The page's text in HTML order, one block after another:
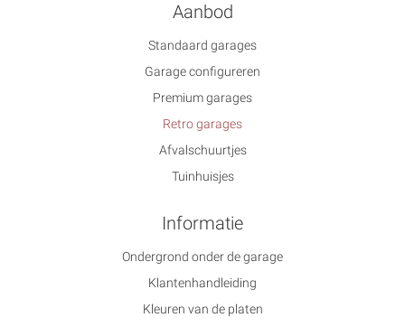
Aanbod
Standaard garages
Garage configureren
Premium garages
Retro garages
Afvalschuurtjes
Tuinhuisjes
Informatie
Ondergrond onder de garage
Klantenhandleiding
Kleuren van de platen